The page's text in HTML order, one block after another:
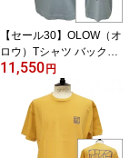
【セール30】OLOW（オ
ロウ）Tシャツ バックプ
リント 人と犬などのイラ
スト OL612002-81 ブル
ーグレー オーガニックコ
ットン100% ゆったりシ
ルエット【ケイト・マク
エニフ】
11,550 円